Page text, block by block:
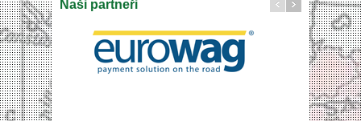
Naši partneři